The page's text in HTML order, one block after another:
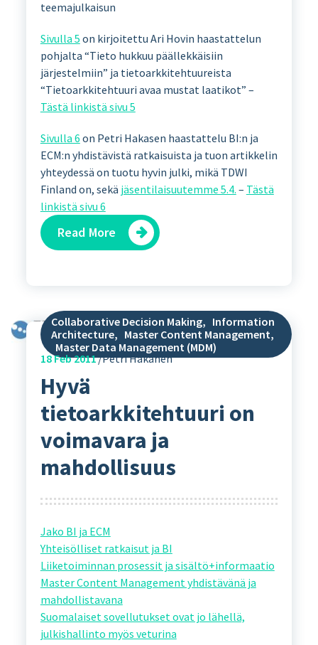
teemajulkaisun
Sivulla 5 on kirjoitettu Ari Hovin haastattelun
pohjalta “Tieto hukkuu päällekkäisiin
järjestelmiin” ja tietoarkkitehtuureista
“Tietoarkkitehtuuri avaa mustat laatikot” –
Tästä linkistä sivu 5
Sivulla 6 on Petri Hakasen haastattelu BI:n ja
ECM:n yhdistävistä ratkaisuista ja tuon artikkelin
yhteydessä on tuotu hyvin julki, mikä TDWI
Finland on, sekä jäsentilaisuutemme 5.4. – Tästä
linkistä sivu 6
Read More
Collaborative Decision Making, Information
Architecture, Master Content Management,
Master Data Management (MDM)
18Feb 2011 Petri Hakanen
Hyvä
tietoarkkitehtuuri on
voimavara ja
mahdollisuus
Jako BI ja ECM
Yhteisölliset ratkaisut ja BI
Liiketoiminnan prosessit ja sisältö+informaatio
Master Content Management yhdistävänä ja
mahdollistavana
Suomalaiset sovellutukset ovat jo lähellä,
julkishallinto myös veturina